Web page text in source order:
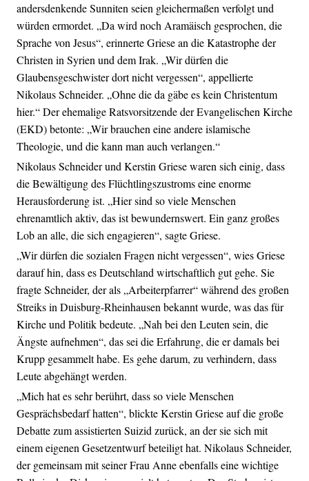
andersdenkende Sunniten seien gleichermaßen verfolgt und
würden ermordet. „Da wird noch Aramäisch gesprochen, die
Sprache von Jesus“, erinnerte Griese an die Katastrophe der
Christen in Syrien und dem Irak. „Wir dürfen die
Glaubensgeschwister dort nicht vergessen“, appellierte
Nikolaus Schneider. „Ohne die da gäbe es kein Christentum
hier.“ Der ehemalige Ratsvorsitzende der Evangelischen Kirche
(EKD) betonte: „Wir brauchen eine andere islamische
Theologie, und die kann man auch verlangen.“
Nikolaus Schneider und Kerstin Griese waren sich einig, dass
die Bewältigung des Flüchtlingszustroms eine enorme
Herausforderung ist. „Hier sind so viele Menschen
ehrenamtlich aktiv, das ist bewundernswert. Ein ganz großes
Lob an alle, die sich engagieren“, sagte Griese.
„Wir dürfen die sozialen Fragen nicht vergessen“, wies Griese
darauf hin, dass es Deutschland wirtschaftlich gut gehe. Sie
fragte Schneider, der als „Arbeiterpfarrer“ während des großen
Streiks in Duisburg-Rheinhausen bekannt wurde, was das für
Kirche und Politik bedeute. „Nah bei den Leuten sein, die
Ängste aufnehmen“, das sei die Erfahrung, die er damals bei
Krupp gesammelt habe. Es gehe darum, zu verhindern, dass
Leute abgehängt werden.
„Mich hat es sehr berührt, dass so viele Menschen
Gesprächsbedarf hatten“, blickte Kerstin Griese auf die große
Debatte zum assistierten Suizid zurück, an der sie sich mit
einem eigenen Gesetzentwurf beteiligt hat. Nikolaus Schneider,
der gemeinsam mit seiner Frau Anne ebenfalls eine wichtige